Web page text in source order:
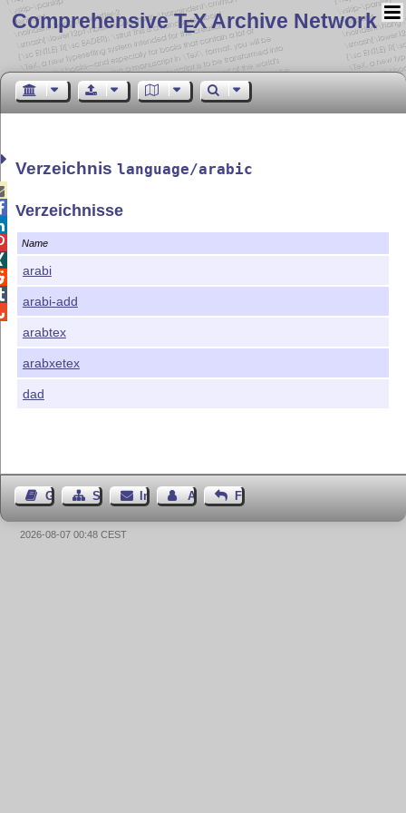
Comprehensive TEX Archive Network
Verzeichnislanguage/arabic
Verzeichnisse
Name
arabi
arabi-add
arabtex
arabxetex
dad
GästebuchSeiten-Struktur
ImpressumAutor kontaktieren
Feedback
2026-08-07 00:48 CEST